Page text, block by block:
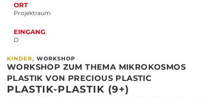
ORT
Projektraum
EINGANG
D
KINDER, WORKSHOP
WORKSHOP ZUM THEMA MIKROKOSMOS
PLASTIK VON PRECIOUS PLASTIC
PLASTIK-PLASTIK (9+)